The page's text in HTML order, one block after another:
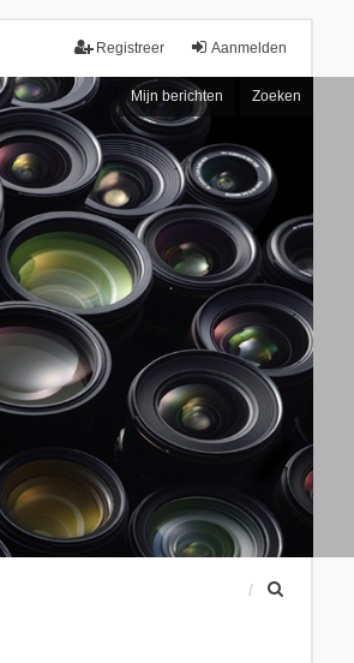
Aanmelden
Registreer
Mijn berichten Zoeken